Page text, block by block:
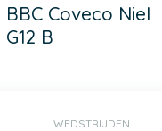
BBC Coveco Niel
G12 B
WEDSTRIJDEN